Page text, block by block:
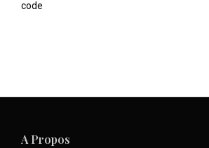
code
A Propos